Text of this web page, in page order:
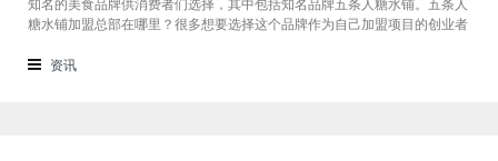
糖水铺加盟总部在哪里？很多想要选择这个品牌作为自己加盟项目的创业者
门进行考察，带大家了解五条人糖水铺加盟情况，欢迎大家前来考察。五条
资讯